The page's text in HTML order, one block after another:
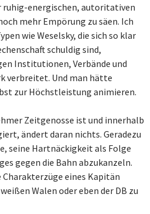
ruhig-energischen, autoritativen
mehr Empörung zu säen. Ich
wie Weselsky, die sich so klar
schuldig sind,
Institutionen, Verbände und
verbreitet. Und man hätte
zur Höchstleistung animieren.
Zeitgenosse ist und innerhalb
ändert daran nichts. Geradezu
seine Hartnäckigkeit als Folge
gegen die Bahn abzukanzeln.
eines Kapitän
Walen oder eben der DB zu